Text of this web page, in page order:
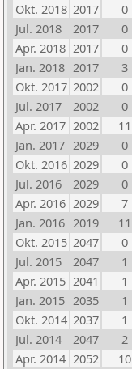
Okt. 2018 2017 0
Jul. 2018
2017 0
Apr. 2018 2017 0
Jan. 2018 2017 3
Okt. 2017 2002 0
Jul. 2017
2002 0
Apr. 2017 2002 11
Jan. 2017 2029 0
Okt. 2016 2029 0
Jul. 2016
2029 0
Apr. 2016 2029 7
Jan. 2016 2019 11
Okt. 2015 2047 0
Jul. 2015
2047 1
Apr. 2015 2041 1
Jan. 2015 2035 1
Okt. 2014 2037 1
Jul. 2014
2047 2
Apr. 2014 2052 10